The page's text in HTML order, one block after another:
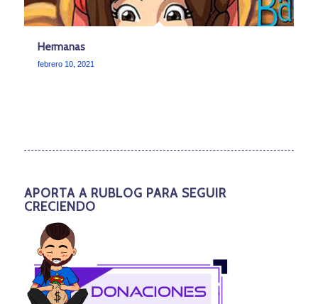
Hermanas
febrero 10, 2021
APORTA A RUBLOG PARA SEGUIR
CRECIENDO